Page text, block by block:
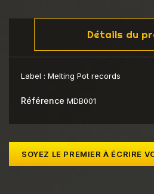
Détails du
Label : Melting Pot records
Référence MDB001
SOYEZ LE PREMIER À ÉCRIRE